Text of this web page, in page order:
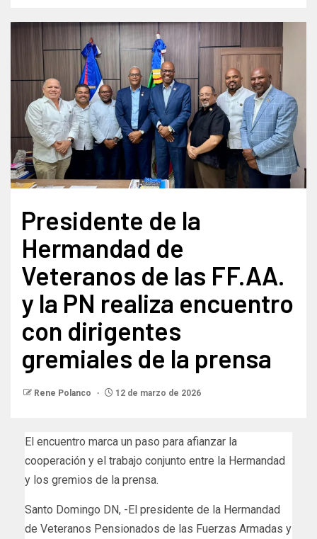
Presidente de la
Hermandad de
Veteranos de las FF.AA.
y la PN realiza encuentro
con dirigentes
gremiales de la prensa
Rene Polanco 12 de marzo de 2026
El encuentro marca un paso para afianzar la
cooperación y el trabajo conjunto entre la Hermandad
y los gremios de la prensa.
Santo Domingo DN, -El presidente de la Hermandad
de Veteranos Pensionados de las Fuerzas Armadas y